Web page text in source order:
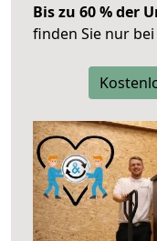
Bis zu 60 % der
finden Sie nur bei